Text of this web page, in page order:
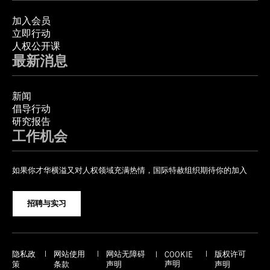
加入会员
立即行动
人权公开课
最新消息
新闻
倡导行动
研究报告
工作机会
如果你才华横溢又对人权领域充满热情，国际特赦组织期待你的加入
招聘与实习
隐私政
策
网站使用
条款
网站无障碍
声明
COOKIE
声明
版权许可
声明